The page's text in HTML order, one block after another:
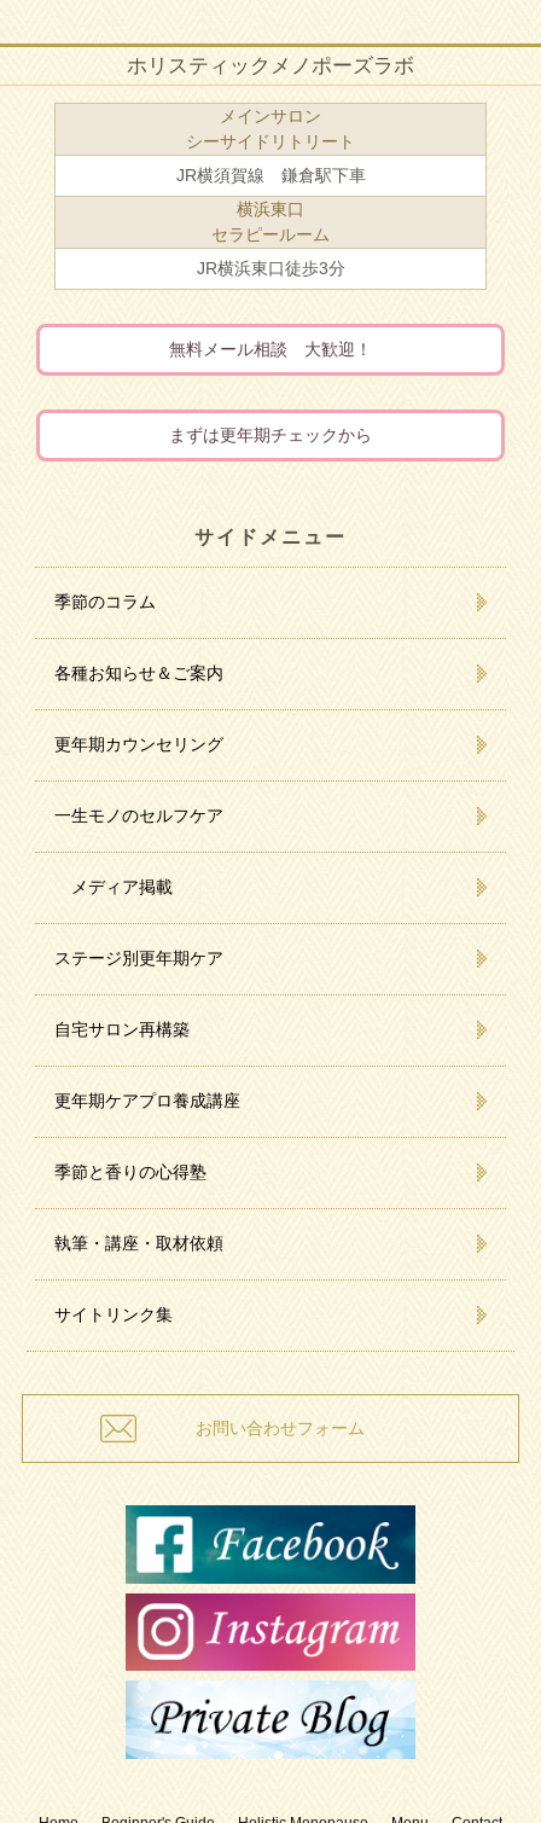
ホリスティックメノポーズラボ
メインサロン
シーサイドリトリート
JR横須賀線 鎌倉駅下車
横浜東口
セラピールーム
JR横浜東口徒歩3分
無料メール相談 大歓迎！
まずは更年期チェックから
サイドメニュー
季節のコラム
各種お知らせ＆ご案内
更年期カウンセリング
一生モノのセルフケア
メディア掲載
ステージ別更年期ケア
自宅サロン再構築
更年期ケアプロ養成講座
季節と香りの心得塾
執筆・講座・取材依頼
サイトリンク集
お問い合わせフォーム